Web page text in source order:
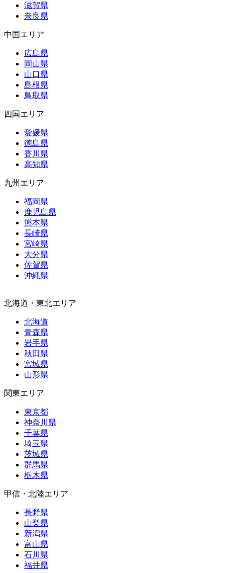
滋賀県
奈良県
中国エリア
広島県
岡山県
山口県
島根県
鳥取県
四国エリア
愛媛県
徳島県
香川県
高知県
九州エリア
福岡県
鹿児島県
熊本県
長崎県
宮崎県
大分県
佐賀県
沖縄県
北海道・東北エリア
北海道
青森県
岩手県
秋田県
宮城県
山形県
関東エリア
東京都
神奈川県
千葉県
埼玉県
茨城県
群馬県
栃木県
甲信・北陸エリア
長野県
山梨県
新潟県
富山県
石川県
福井県